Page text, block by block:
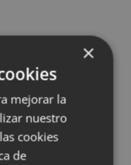
con una
o zapatos
×
mejorar la
nuestro
cookies
de